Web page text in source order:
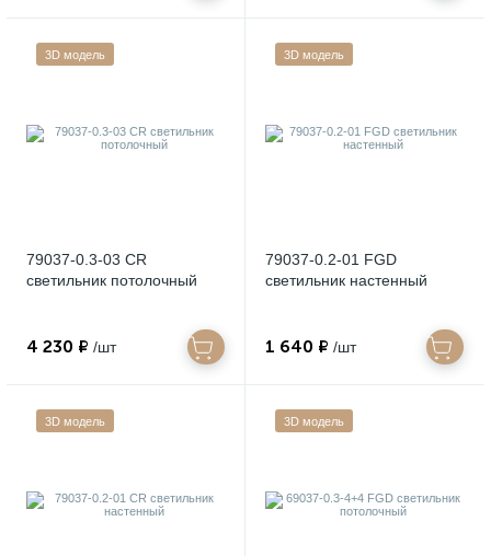
3D модель
79037-0.3-03 CR
светильник потолочный
4 230 ₽ /шт
3D модель
79037-0.2-01 FGD
светильник настенный
1 640 ₽ /шт
3D модель 3D модель